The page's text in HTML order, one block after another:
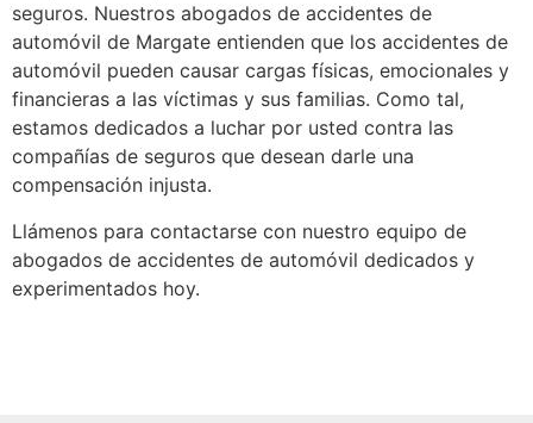
seguros. Nuestros abogados de accidentes de
automóvil de Margate entienden que los accidentes de
automóvil pueden causar cargas físicas, emocionales y
financieras a las víctimas y sus familias. Como tal,
estamos dedicados a luchar por usted contra las
compañías de seguros que desean darle una
compensación injusta.
Llámenos para contactarse con nuestro equipo de
abogados de accidentes de automóvil dedicados y
experimentados hoy.